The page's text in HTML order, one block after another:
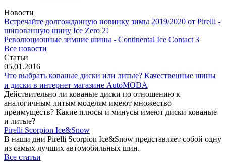
Новости
Встречайте долгожданную новинку зимы 2019/2020 от Pirelli -
шипованную шину Ice Zero 2!
Революционные зимние шины - Continental Ice Contact 3
Все новости
Статьи
05.01.2016
Что выбрать кованые диски или литые? Качественные шины
и диски в интернет магазине AutoMODA
Действительно ли кованые диски по отношению к
аналогичным литым моделям имеют множество
преимуществ? Какие плюсы и минусы имеют диски кованые
и литые?
Pirelli Scorpion Ice&Snow
В наши дни Pirelli Scorpion Ice&Snow представляет собой одну
из самых лучших автомобильных шин.
Все статьи